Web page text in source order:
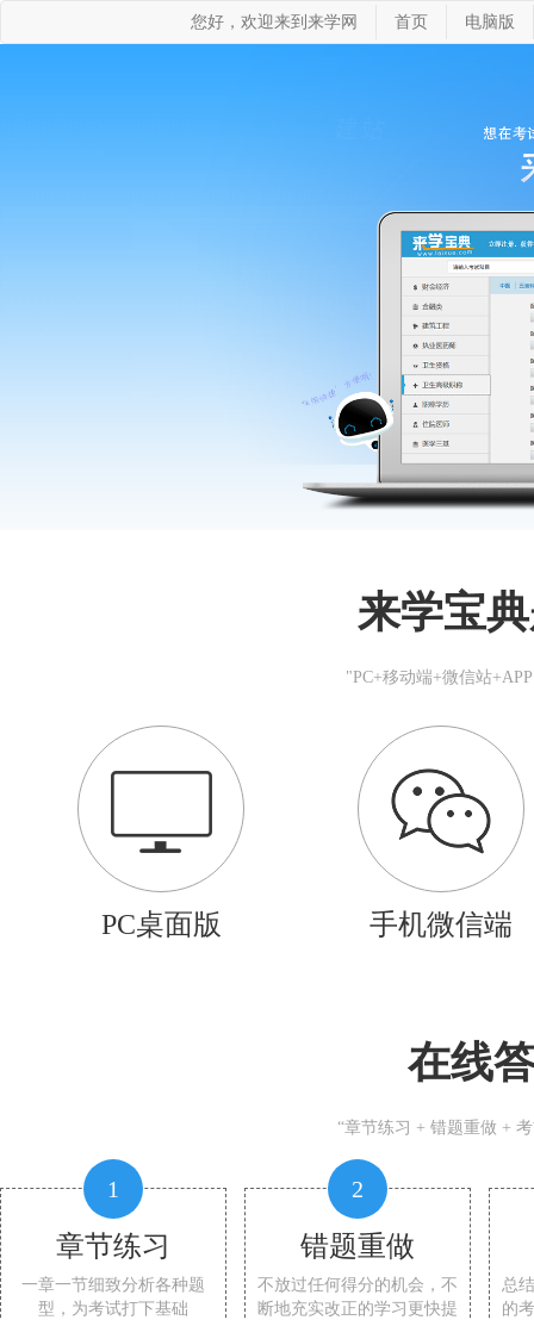
您好，欢迎来到来学网 首页 电脑版
来学宝
"PC+移动端+微信站
PC桌面版 手机微信端
在线
“章节练习 + 错题重做 +
1
章节练习
一章一节细致分析各种题
型，为考试打下基础
2
错题重做
不放过任何得分的机会，不
断地充实改正的学习更快提
总
的